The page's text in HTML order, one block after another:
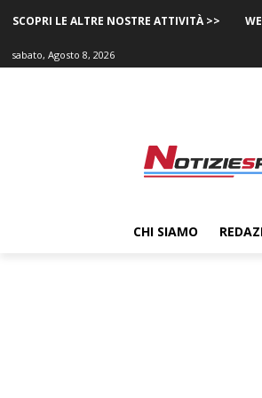
SCOPRI LE ALTRE NOSTRE ATTIVITÀ >>
sabato, Agosto 8, 2026
CHI SIAMO